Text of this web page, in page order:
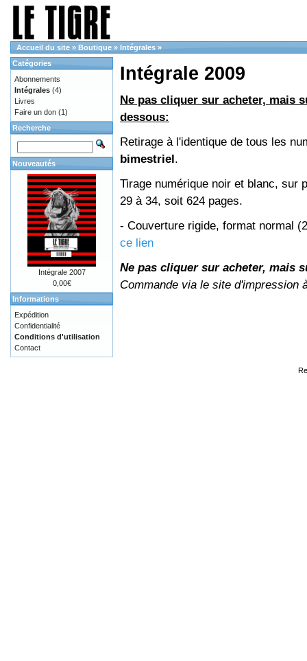
Accueil du site » Boutique » Intégrales »
Intégrale 2009
Ne pas cliquer sur acheter, mais
dessous:
Retirage à l'identique de tous les
bimestriel.
Tirage numérique noir et blanc, sur
29 à 34, soit 624 pages.
- Couverture rigide, format normal
ce lien
Ne pas cliquer sur acheter, mais
Commande via le site d'impression
Catégories
Abonnements
Intégrales (4)
Livres
Faire un don (1)
Recherche
Nouveautés
Intégrale 2007
0,00€
Informations
Expédition
Confidentialité
Conditions d'utilisation
Contact